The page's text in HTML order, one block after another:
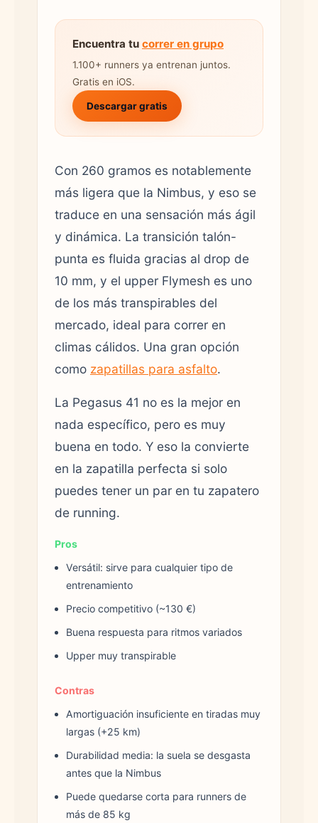
Encuentra tu correr en grupo
1.100+ runners ya entrenan juntos.
Gratis en iOS.
Descargar gratis
Con 260 gramos es notablemente
más ligera que la Nimbus, y eso se
traduce en una sensación más ágil
y dinámica. La transición talón-
punta es fluida gracias al drop de
10 mm, y el upper Flymesh es uno
de los más transpirables del
mercado, ideal para correr en
climas cálidos. Una gran opción
como zapatillas para asfalto.
La Pegasus 41 no es la mejor en
nada específico, pero es muy
buena en todo. Y eso la convierte
en la zapatilla perfecta si solo
puedes tener un par en tu zapatero
de running.
Pros
Versátil: sirve para cualquier tipo de
entrenamiento
Precio competitivo (~130 €)
Buena respuesta para ritmos variados
Upper muy transpirable
Contras
Amortiguación insuficiente en tiradas muy
largas (+25 km)
Durabilidad media: la suela se desgasta
antes que la Nimbus
Puede quedarse corta para runners de
más de 85 kg